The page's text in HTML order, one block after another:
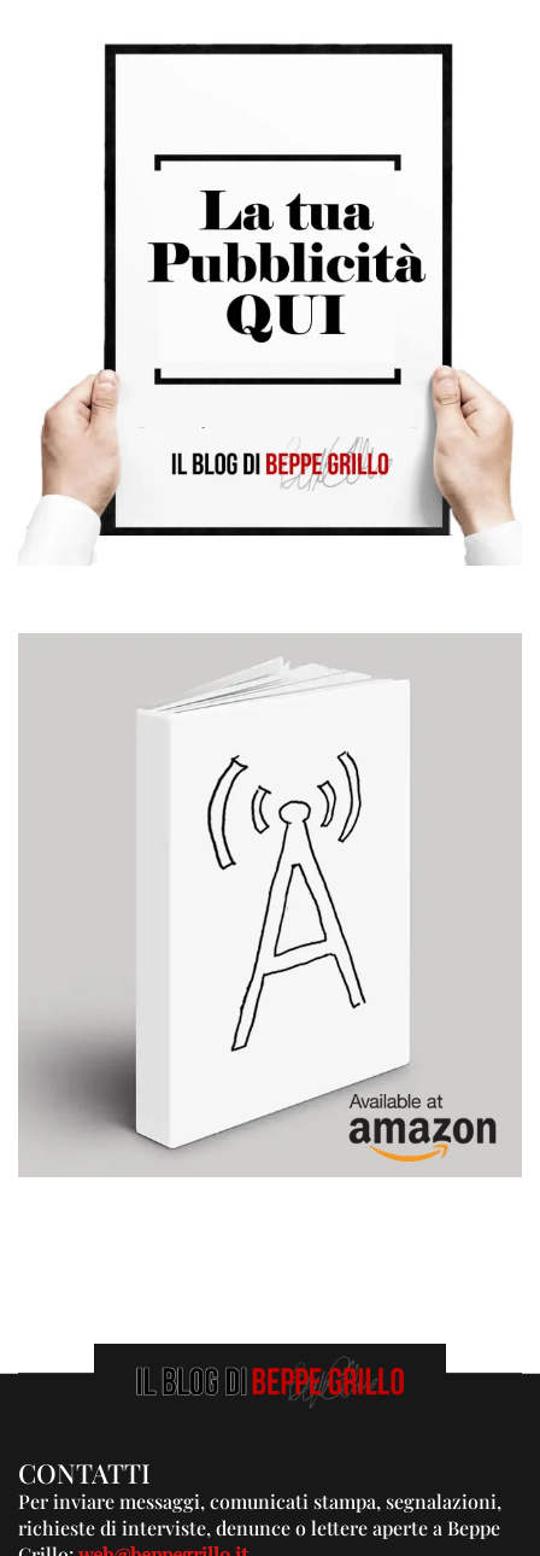
CONTATTI
Per inviare messaggi, comunicati stampa, segnalazioni,
richieste di interviste, denunce o lettere aperte a Beppe